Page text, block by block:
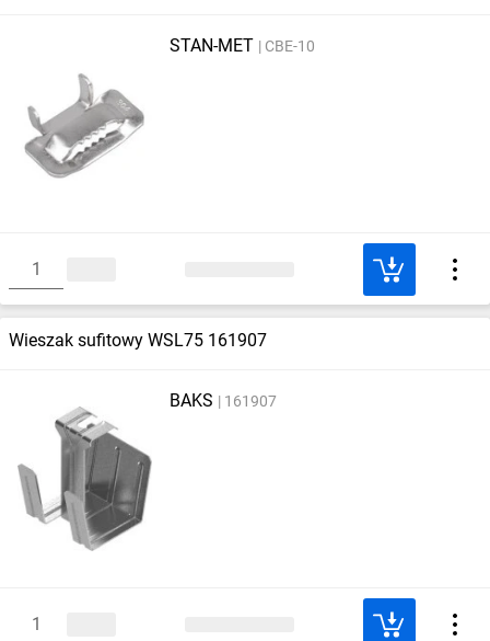
STAN-MET CBE-10
Wieszak sufitowy WSL75 161907
BAKS 161907